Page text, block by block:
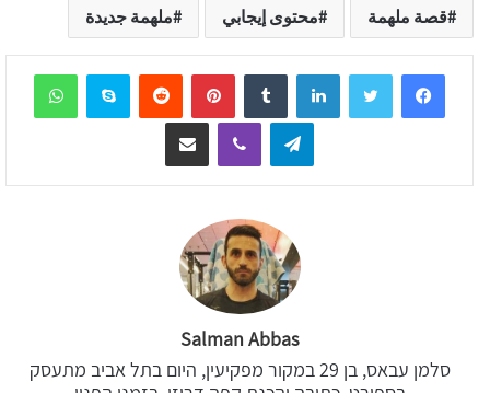
قصة ملهمة محتوى إيجابي ملهمة جديدة
LinkedIn
Tumblr
Pinterest
Reddit
Skype
Telegram
Viber שיתוף דרך המייל
Salman Abbas
סלמן עבאס, בן 29 במקור מפקיעין, היום בתל אביב מתעסק